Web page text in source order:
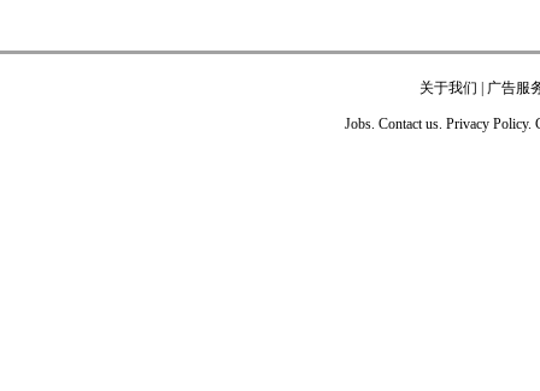
关于我们 广告服
Jobs. Contact us. Privacy